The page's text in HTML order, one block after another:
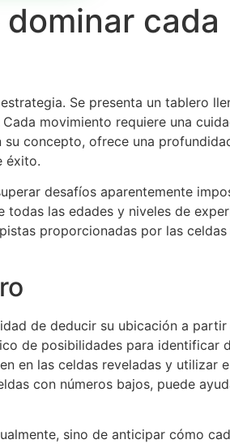
cada
Se presenta un tablero
movimiento requiere una
concepto, ofrece una
éxito.
desafíos aparentemente
las edades y niveles de
proporcionadas por las celdas
de deducir su ubicación a
de posibilidades para identificar
en las celdas reveladas y utilizar
con números bajos, puede
sino de anticipar cómo